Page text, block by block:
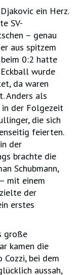
ein Herz.
SV-
– genau
aus spitzem
beim 0:2 hatte
wurde
da waren
Anders als
der Folgezeit
die sich
feierten.
der
brachte die
Schubmann,
mit einem
der
erstes
große
kamen die
bei dem
aussah,